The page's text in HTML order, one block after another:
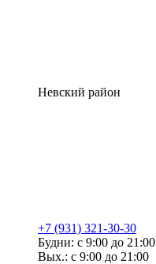
Невский район
+7 (931) 321-30-30
Будни: с 9:00 до 21:00
Вых.: с 9:00 до 21:00